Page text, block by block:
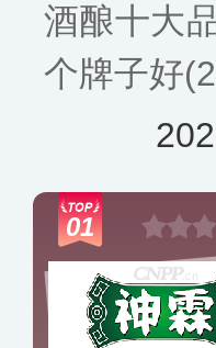
酒酿十大
个牌子好
01